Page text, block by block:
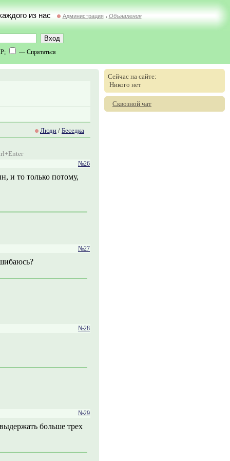
из нас Администрация // Объявления
— Спрятаться
Люди / Беседка
№26
и то только потому,
№27
№28
№29
больше трех
Сейчас на сайте:
Никого нет
Сквозной чат